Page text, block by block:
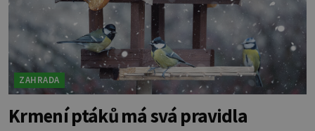
ZAHRADA
Krmení ptáků má svá pravidla